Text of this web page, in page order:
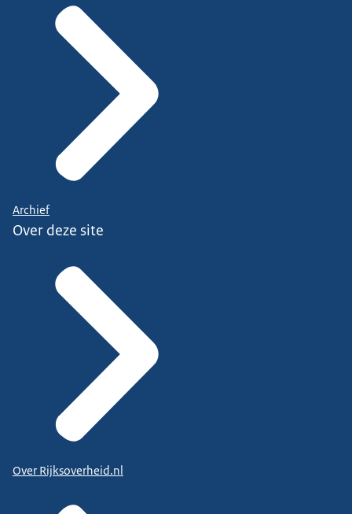
Archief
Over deze site
Over Rijksoverheid.nl